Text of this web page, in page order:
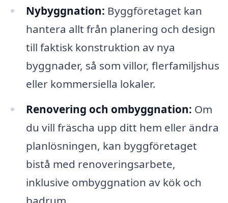
Nybyggnation: Byggföretaget kan
hantera allt från planering och design
till faktisk konstruktion av nya
byggnader, så som villor, flerfamiljshus
eller kommersiella lokaler.
Renovering och ombyggnation: Om
du vill fräscha upp ditt hem eller ändra
planlösningen, kan byggföretaget
bistå med renoveringsarbete,
inklusive ombyggnation av kök och